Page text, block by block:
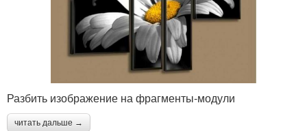
Разбить изображение на фрагменты-модули
читать дальше →